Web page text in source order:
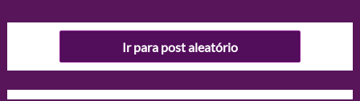
Ir para post aleatório